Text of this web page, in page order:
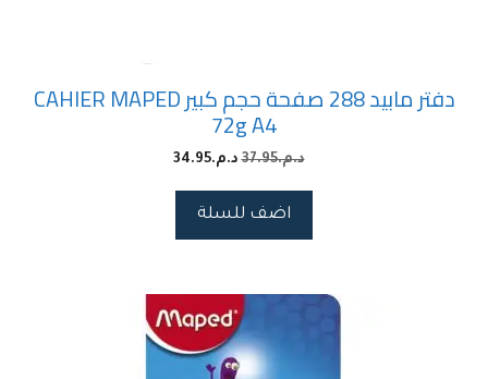
دفتر مابيد 288 صفحة حجم كبير CAHIER MAPED
72g A4
د.م.37.95 د.م.34.95
اضف للسلة